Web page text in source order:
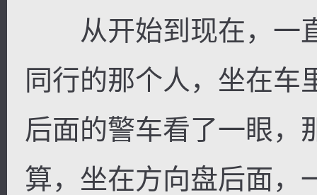
从开始到现在，一
同行的那个人，坐在车
后面的警车看了一眼，
算，坐在方向盘后面，